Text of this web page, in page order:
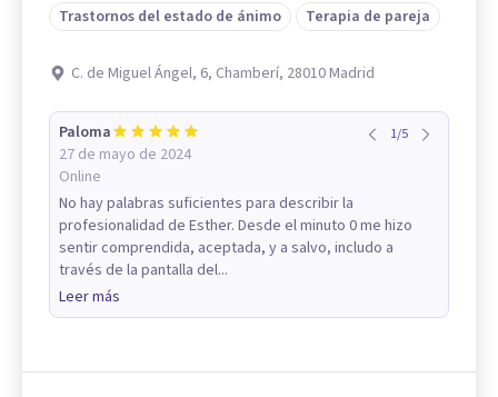
Trastornos del estado de ánimo
Terapia de pareja
C. de Miguel Ángel, 6, Chamberí, 28010 Madrid
Paloma
27 de mayo de 2024
Online
1/5
No hay palabras suficientes para describir la
profesionalidad de Esther. Desde el minuto 0 me hizo
sentir comprendida, aceptada, y a salvo, includo a
través de la pantalla del...
Leer más